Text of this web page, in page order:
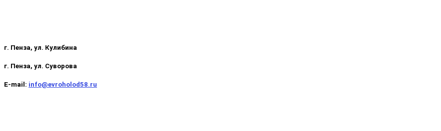
г. Пенза, ул. Кулибина
г. Пенза, ул. Суворова
E-mail: info@evroholod58.ru